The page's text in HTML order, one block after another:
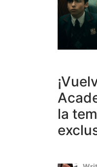
la